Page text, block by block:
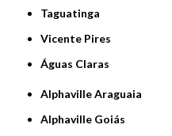
Taguatinga
Vicente Pires
Águas Claras
Alphaville Araguaia
Alphaville Goiás